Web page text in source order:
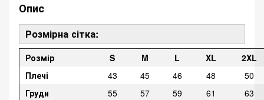
Опис
Розмірна сітка:
Розмір S M L XL
2XL
Плечі
43 45 46 48
50
Груди
55 57 59 61
63